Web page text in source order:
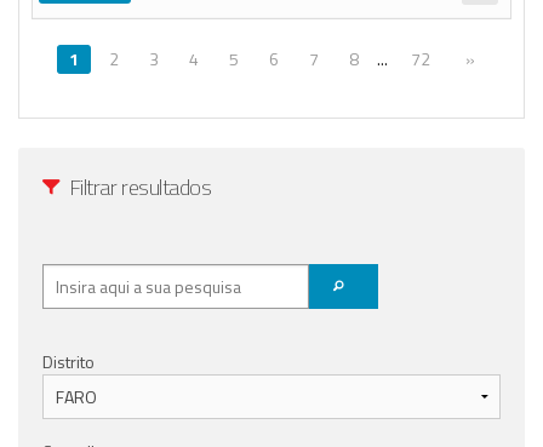
1 2 3 4 5 6 7 8 ... 72 »
Filtrar resultados
Distrito